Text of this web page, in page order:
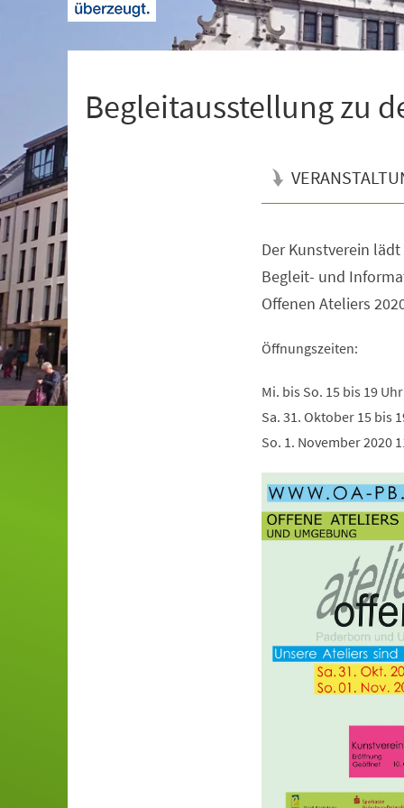
Begleitausstellung zu
Der Kunstverein
Begleit- und
Offenen Ateliers
Öffnungszeiten:
Mi. bis So. 15 bis 19 Uhr
Sa. 31. Oktober 15 bis
So. 1. November 2020